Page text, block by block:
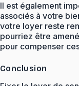
Il est également
associés à votre
votre loyer reste
pourriez être
pour compenser
Conclusion